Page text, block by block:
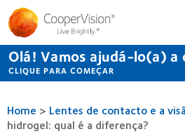
Passar
para
conteúdo
principal
Olá! Vamos ajudá-lo(a) a
CLIQUE PARA COMEÇAR
Home > Lentes de contacto e a
hidrogel: qual é a diferença?